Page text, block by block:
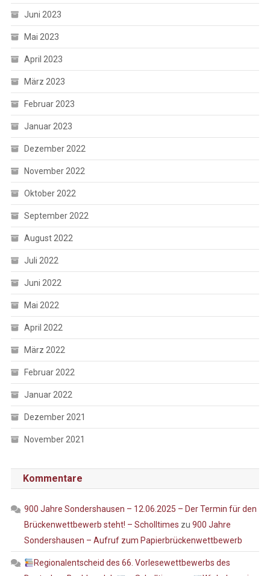
Juni 2023
Mai 2023
April 2023
März 2023
Februar 2023
Januar 2023
Dezember 2022
November 2022
Oktober 2022
September 2022
August 2022
Juli 2022
Juni 2022
Mai 2022
April 2022
März 2022
Februar 2022
Januar 2022
Dezember 2021
November 2021
Kommentare
900 Jahre Sondershausen – 12.06.2025 – Der Termin für den
Brückenwettbewerb steht! – Scholltimes zu 900 Jahre
Sondershausen – Aufruf zum Papierbrückenwettbewerb
Regionalentscheid des 66. Vorlesewettbewerbs des